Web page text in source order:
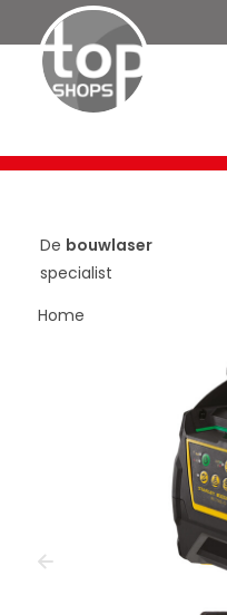
De bouwlaser
specialist
Home